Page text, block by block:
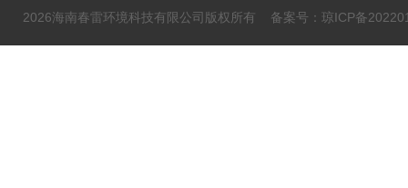
2026海南春雷环境科技有限公司版权所有 备案号：琼ICP备